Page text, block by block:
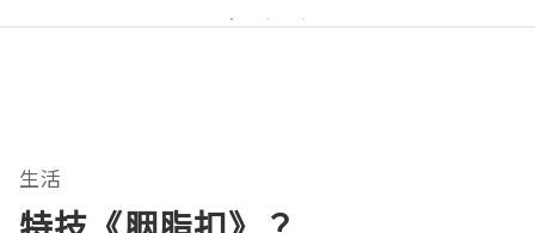
生活